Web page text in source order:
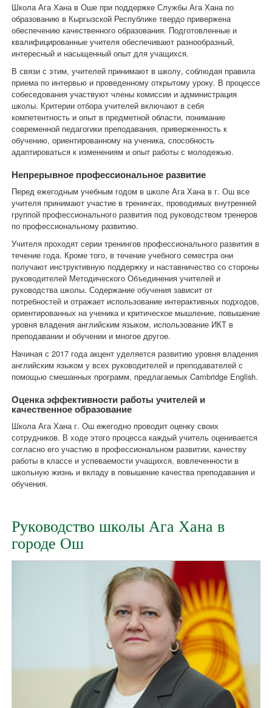
Школа Ага Хана в Оше при поддержке Службы Ага Хана по
образованию в Кыргызской Республике твердо привержена
обеспечению качественного образования. Подготовленные и
квалифицированные учителя обеспечивают разнообразный,
интересный и насыщенный опыт для учащихся.
В связи с этим, учителей принимают в школу, соблюдая правила
приема по интервью и проведенному открытому уроку. В процессе
собеседования участвуют члены комиссии и администрация
школы. Критерии отбора учителей включают в себя
компетентность и опыт в предметной области, понимание
современной педагогики преподавания, приверженность к
обучению, ориентированному на ученика, способность
адаптироваться к изменениям и опыт работы с молодежью.
Непрерывное профессиональное развитие
Перед ежегодным учебным годом в школе Ага Хана в г. Ош все
учителя принимают участие в тренингах, проводимых внутренней
группой профессионального развития под руководством тренеров
по профессиональному развитию.
Учителя проходят серии тренингов профессионального развития в
течение года. Кроме того, в течение учебного семестра они
получают инструктивную поддержку и наставничество со стороны
руководителей Методического Объединения учителей и
руководства школы. Содержание обучения зависит от
потребностей и отражает использование интерактивных подходов,
ориентированных на ученика и критическое мышление, повышение
уровня владения английским языком, использование ИКТ в
преподавании и обучении и многое другое.
Начиная с 2017 года акцент уделяется развитию уровня владения
английским языком у всех руководителей и преподавателей с
помощью смешанных программ, предлагаемых Cambridge English.
Оценка эффективности работы учителей и
качественное образование
Школа Ага Хана г. Ош ежегодно проводит оценку своих
сотрудников. В ходе этого процесса каждый учитель оценивается
согласно его участию в профессиональном развитии, качеству
работы в классе и успеваемости учащихся, вовлеченности в
школьную жизнь и вкладу в повышение качества преподавания и
обучения.
Руководство школы Ага Хана в
городе Ош